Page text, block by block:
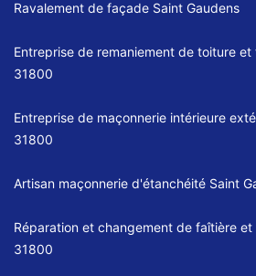
Ravalement de façade Saint Gaudens
Entreprise de remaniement de toiture et
31800
Entreprise de maçonnerie intérieure
31800
Artisan maçonnerie d'étanchéité Saint
Réparation et changement de faîtière
31800